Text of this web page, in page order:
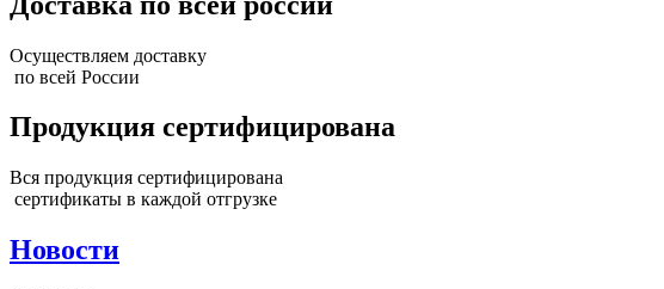
Осуществляем доставку
по всей России
Продукция сертифицирована
Вся продукция сертифицирована
сертификаты в каждой отгрузке
Новости